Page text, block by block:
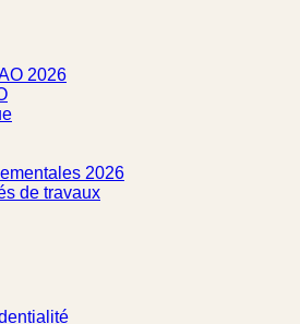
2026
2026
de travaux